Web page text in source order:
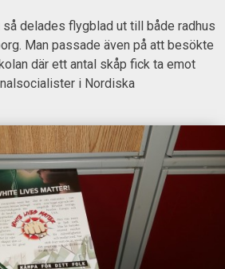
så delades flygblad ut till både radhus
Man passade även på att besökte
där ett antal skåp fick ta emot
i Nordiska